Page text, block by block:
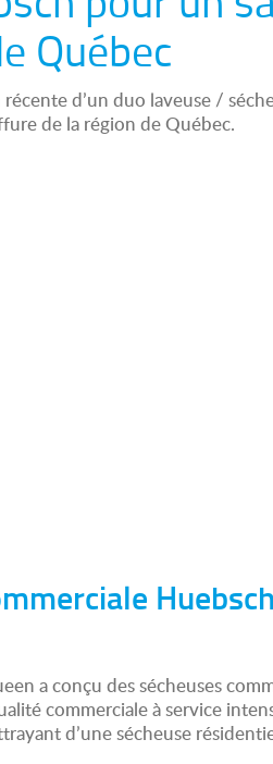
Québec
d’un duo laveuse /
de la région de Québec.
a conçu des sécheuses
commerciale à service
d’une sécheuse